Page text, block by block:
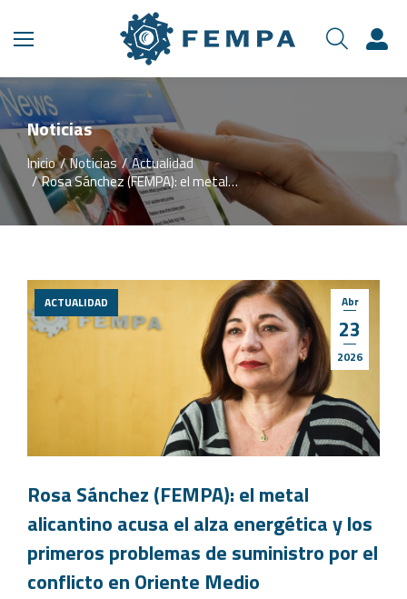
Noticias
Estás aquí:
Inicio Noticias
Actualidad
Rosa Sánchez (FEMPA): el metal…
Abr
23
2026
ACTUALIDAD
Rosa Sánchez (FEMPA): el metal
alicantino acusa el alza energética y los
primeros problemas de suministro por el
conflicto en Oriente Medio